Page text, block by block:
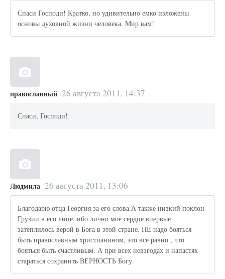
Спаси Господи! Кратко, но удивительно емко изложены
основы духовной жизни человека. Мир вам!
православный 26 августа 2011, 14:37
Спаси, Господи!
Людмила 26 августа 2011, 13:06
Благодарю отца Георгия за его слова.А также низкий поклон
Грузии в его лице, ибо лично моё сердце впервые
затеплилось верой в Бога в этой стране. НЕ надо бояться
быть православным христианином, это всё равно , что
бояться быть счастливым. А при всех невзгодах и напастях
стараться сохранить ВЕРНОСТЬ Богу.